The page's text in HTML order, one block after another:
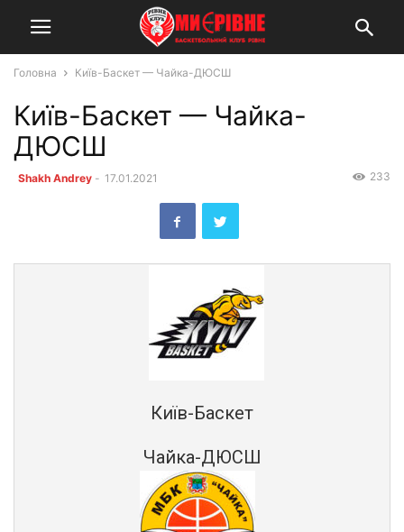
Головна Київ-Баскет — Чайка-ДЮСШ
Київ-Баскет — Чайка-
ДЮСШ
Shakh Andrey - 17.01.2021 233
Київ-Баскет
Чайка-ДЮСШ